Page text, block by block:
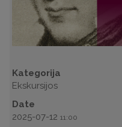
Kategorija
Ekskursijos
Date
2025-07-12 11:00